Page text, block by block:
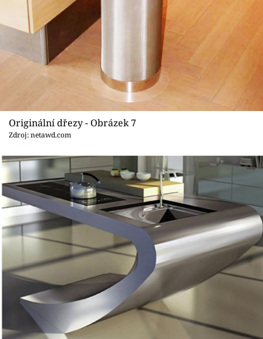
Originální dřezy - Obrázek 7
Zdroj: netawd.com